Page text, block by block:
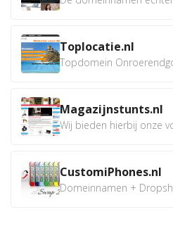
Toplocatie.nl
Magazijnstunts.nl
CustomiPhones.nl